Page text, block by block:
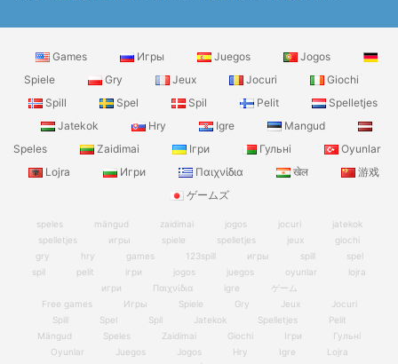
Games Игры Juegos
Jogos
Spiele
Gry Jeux Jocuri
Giochi
Spill
Spel Spil Pelit
Spelletjes
Jatekok
Hry Igre
Mangud
Speles
Zaidimai Ігри Гульні
Oyunlar
Lojra
Игри Παιχνίδια खेल
游戏
ゲームズ
speles mängud zaidimai jogos jocuri
jatekok
spelletjes
игры spiele spelletjes jeux
giochi
gry
hry games 123spill игры spill
spel
spil
pelit ігри jogos juegos oyunlar
lojra
игри
Παιχνίδια igre
ゲーム
Free games
Игры Spiele Gry Jeux
Jocuri
Spill
Spel Spil Jatekok Spelletjes
Pelit
Mängud
Speles Zaidimai Giochi Ігри
Гульні
Oyunlar
Juegos Jogos Hry Igre
Lojra